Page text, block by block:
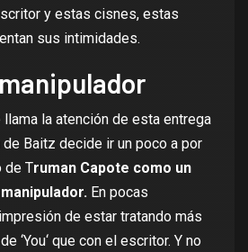
y estas cisnes, estas
sus intimidades.
llama la atención de esta entrega
Baitz decide ir un poco a por
de Truman Capote como un
En pocas
de estar tratando más
‘You‘ que con el escritor. Y no